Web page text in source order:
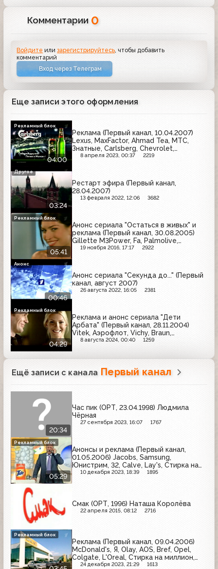
Комментарии 0
Войдите илизарегистрируйтесь , чтобы добавить
комментарий
Вход через Телеграм
Еще записи этого оформления
04:00
Реклама (Первый канал, 10.04.2007)
Lexus, MaxFactor, Ahmad Tea, МТС,
Знатные, Carlsberg, Chevrolet,
Head&Shoulders, Клинское, Быстров
8 апреля 2023, 00:37 2219
Рекламный блок
03:24
Рестарт эфира (Первый канал,
28.04.2007)
13 февраля 2022, 12:06 3682
Другое
05:41
Анонс сериала "Остаться в живых" и
реклама (Первый канал, 30.08.2005)
Gillette M3Power, Fa, Palmolive,
Maybelline, Чудо-Ланч, Meller, Garnier,
19 ноября 2016, 17:17 2922
Рекламный блок
00:46
Анонс сериала "Секунда до..." (Первый
канал, август 2007)
26 августа 2022, 16:05 2381
Анонс
04:29
Реклама и анонс сериала "Дети
Арбата" (Первый канал, 28.11.2004)
Vitek, Аэрофлот, Vichy, Braun,
Пемолюкс, ТераФлю, Ты и я, mail.ru, Рот
8 августа 2024, 00:40 1259
Рекламный блок
Ещё записи с канала Первый канал
20:34
Час пик (ОРТ, 23.04.1998) Людмила
Чёрная
27 сентября 2023, 16:07 1767
05:29
Анонсы и реклама (Первый канал,
01.05.2006) Jacobs, Samsung,
Юнистрим, 32, Calve, Lay's, Стирка на
миллион, Avon, Orbit, Maxwell House
10 декабря 2023, 18:39 1895
Рекламный блок
Смак (ОРТ, 1996) Наташа Королёва
22 апреля 2015, 08:12 2716
Реклама (Первый канал, 09.04.2006)
McDonald's, Я, Olay, AOS, Bref, Opel,
Colgate, L'Oreal, Стирка на миллион,
Ласка
24 декабря 2023, 21:29 1613
Рекламный блок